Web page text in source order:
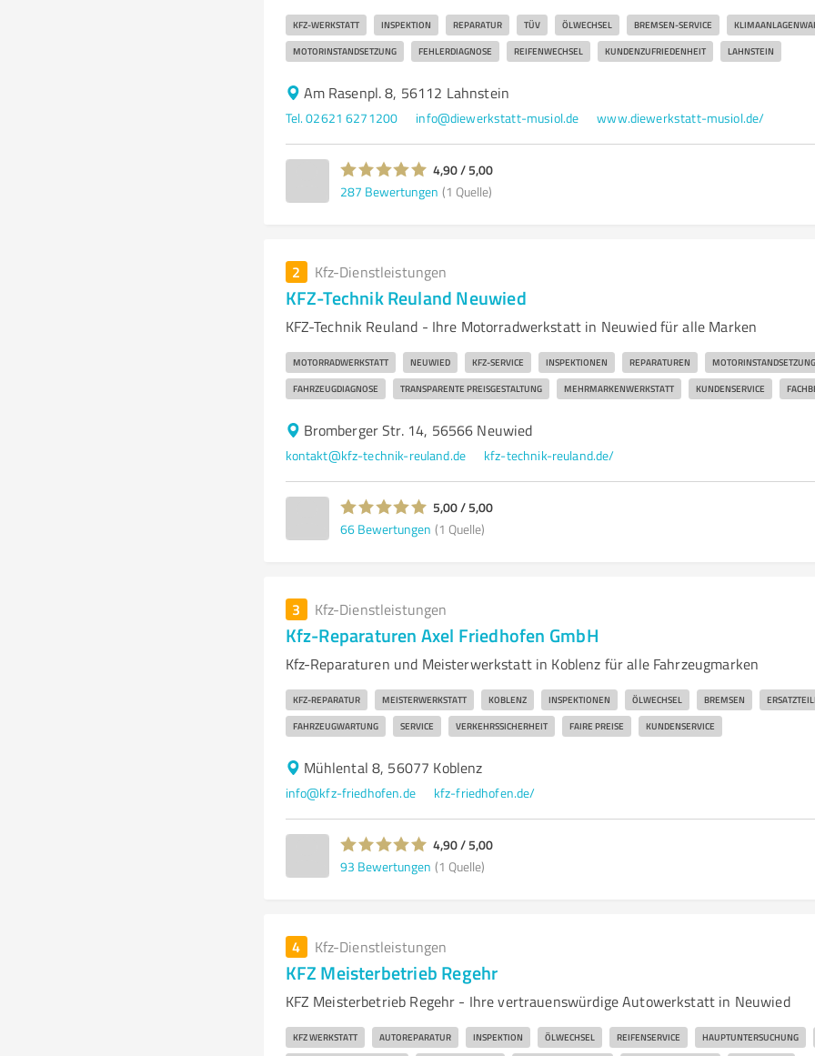
KFZ-WERKSTATT INSPEKTION REPARATUR TÜV ÖLWECHSEL BREMSEN-SERVICE
MOTORINSTANDSETZUNG FEHLERDIAGNOSE REIFENWECHSEL KUNDENZUFRIEDENHEIT LAHNSTEIN
Am Rasenpl. 8, 56112 Lahnstein
Tel. 02621 6271200 info@diewerkstatt-musiol.de www.diewerkstatt-musiol.de/
4,90 / 5,00
287 Bewertungen (1 Quelle)
2 Kfz-Dienstleistungen
KFZ-Technik Reuland Neuwied
KFZ-Technik Reuland - Ihre Motorradwerkstatt in Neuwied für alle Marken
MOTORRADWERKSTATT NEUWIED KFZ-SERVICE INSPEKTIONEN REPARATUREN MOTORINSTANDSETZUNG
FAHRZEUGDIAGNOSE TRANSPARENTE PREISGESTALTUNG MEHRMARKENWERKSTATT KUNDENSERVICE
Bromberger Str. 14, 56566 Neuwied
kontakt@kfz-technik-reuland.de kfz-technik-reuland.de/
5,00 / 5,00
66 Bewertungen (1 Quelle)
3 Kfz-Dienstleistungen
Kfz-Reparaturen Axel Friedhofen GmbH
Kfz-Reparaturen und Meisterwerkstatt in Koblenz für alle Fahrzeugmarken
KFZ-REPARATUR MEISTERWERKSTATT KOBLENZ INSPEKTIONEN ÖLWECHSEL BREMSEN
FAHRZEUGWARTUNG SERVICE VERKEHRSSICHERHEIT FAIRE PREISE KUNDENSERVICE
Mühlental 8, 56077 Koblenz
info@kfz-friedhofen.de kfz-friedhofen.de/
4,90 / 5,00
93 Bewertungen (1 Quelle)
4 Kfz-Dienstleistungen
KFZ Meisterbetrieb Regehr
KFZ Meisterbetrieb Regehr - Ihre vertrauenswürdige Autowerkstatt in Neuwied
KFZ WERKSTATT AUTOREPARATUR INSPEKTION ÖLWECHSEL REIFENSERVICE HAUPTUNTERSUCHUNG